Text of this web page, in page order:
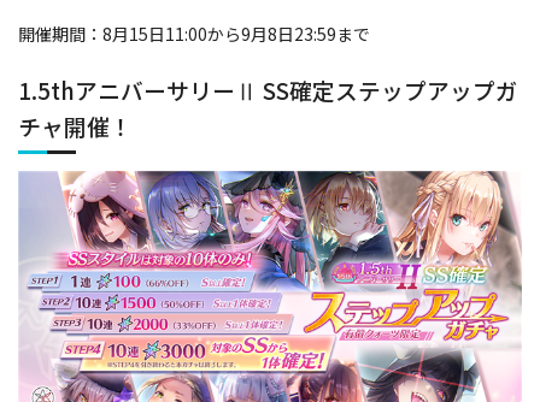
開催期間：8月15日11:00から9月8日23:59まで
1.5thアニバーサリーⅡ SS確定ステップアップガ
チャ開催！